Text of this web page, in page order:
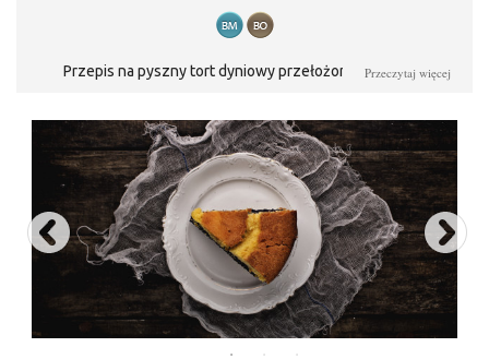
Przepis na pyszny tort dyniowy przełożony kremem z
Przeczytaj więcej